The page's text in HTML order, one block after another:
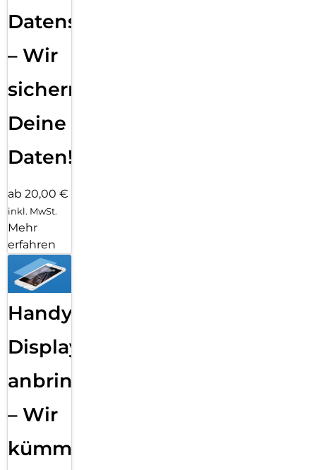
Datensicherung
– Wir
sichern
Deine
Daten!
ab 20,00 €
inkl. MwSt.
Mehr
erfahren
Handy
Displayfolie
anbringen
– Wir
kümmern